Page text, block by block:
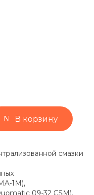
В корзину
смазки
1М),